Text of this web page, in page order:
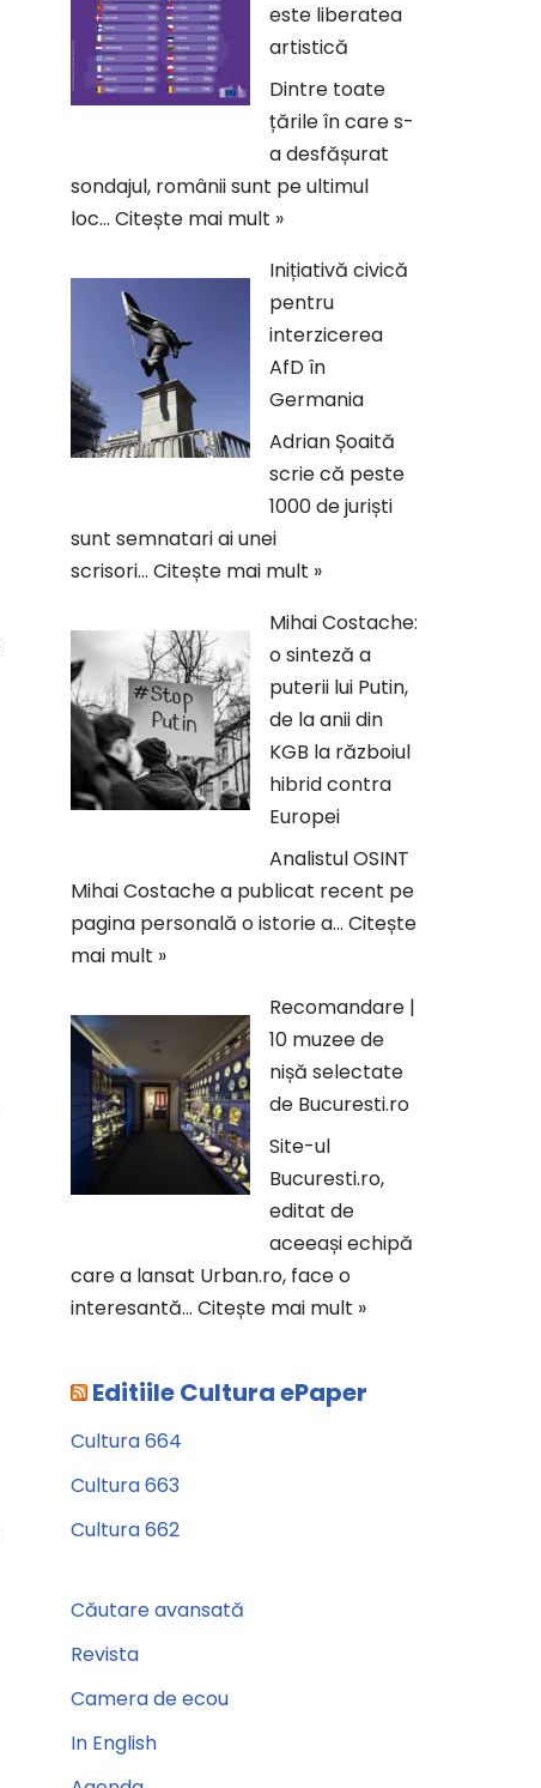
este liberatea
artistică
Dintre toate
țările în care s-
a desfășurat
sondajul, românii sunt pe ultimul
loc… Citește mai mult »
Inițiativă civică
pentru
interzicerea
AfD în
Germania
Adrian Șoaită
scrie că peste
1000 de juriști
sunt semnatari ai unei
scrisori… Citește mai mult »
Mihai Costache:
o sinteză a
puterii lui Putin,
de la anii din
KGB la războiul
hibrid contra
Europei
Analistul OSINT
Mihai Costache a publicat recent pe
pagina personală o istorie a… Citește
mai mult »
Recomandare |
10 muzee de
nișă selectate
de Bucuresti.ro
Site-ul
Bucuresti.ro,
editat de
aceeași echipă
care a lansat Urban.ro, face o
interesantă… Citește mai mult »
Editiile Cultura ePaper
Cultura 664
Cultura 663
Cultura 662
Căutare avansată
Revista
Camera de ecou
In English